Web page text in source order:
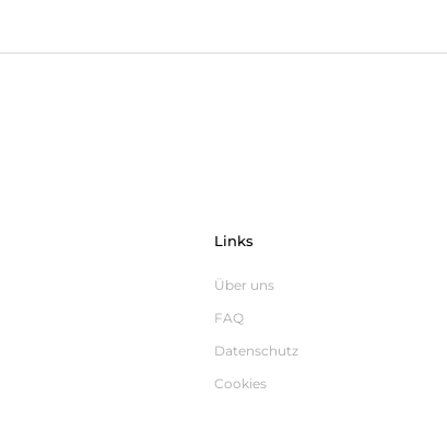
Links
Über uns
FAQ
Datenschutz
Cookies